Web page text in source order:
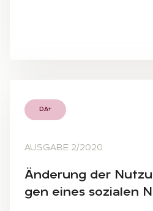
DA+
AUSGABE 2/2020
Än­de­rung der
gen ei­nes so­zia­len